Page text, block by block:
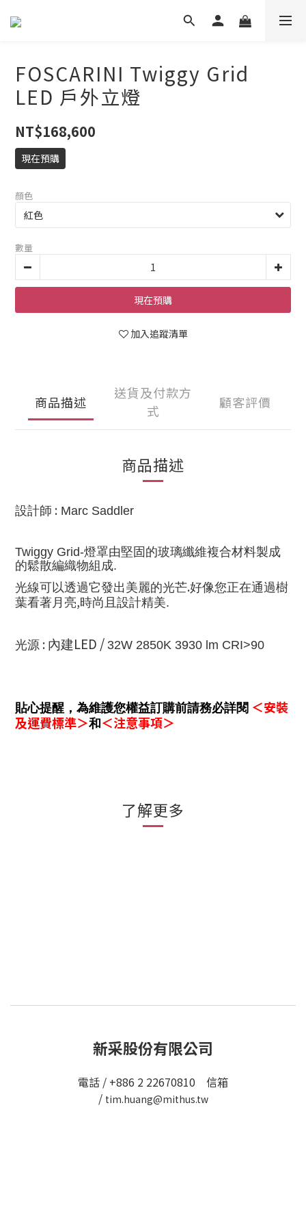
FOSCARINI Twiggy Grid
LED 戶外立燈
NT$168,600
現在預購
顏色
數量
現在預購
加入追蹤清單
商品描述
送貨及付款方
式
顧客評價
商品描述
設計師 : Marc Saddler
Twiggy Grid-燈罩由堅固的玻璃纖維複合材料製成
的鬆散編織物組成.
光線可以透過它發出美麗的光芒.好像您正在通過樹
葉看著月亮,時尚且設計精美.
光源 : 內建LED / 32W 2850K 3930 lm CRI>90
貼心提醒 ， 為維護您權益訂購前請務必詳閱 ＜安裝
及運費標準＞和＜注意事項＞
了解更多
新采股份有限公司
電話 / +886 2 22670810 信箱
/ tim.huang@mithus.tw